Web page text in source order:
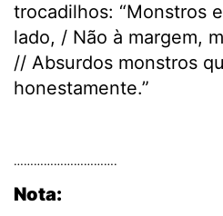
trocadilhos: “Monstros
lado, / Não à margem,
// Absurdos monstros
honestamente.”
………………………….
Nota: